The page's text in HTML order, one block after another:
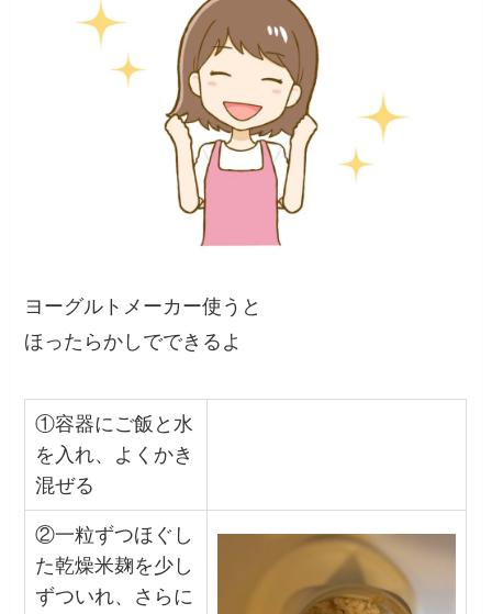
ヨーグルトメーカー使うと
ほったらかしでできるよ
①容器にご飯と水
を入れ、よくかき
混ぜる
②一粒ずつほぐし
た乾燥米麹を少し
ずついれ、さらに